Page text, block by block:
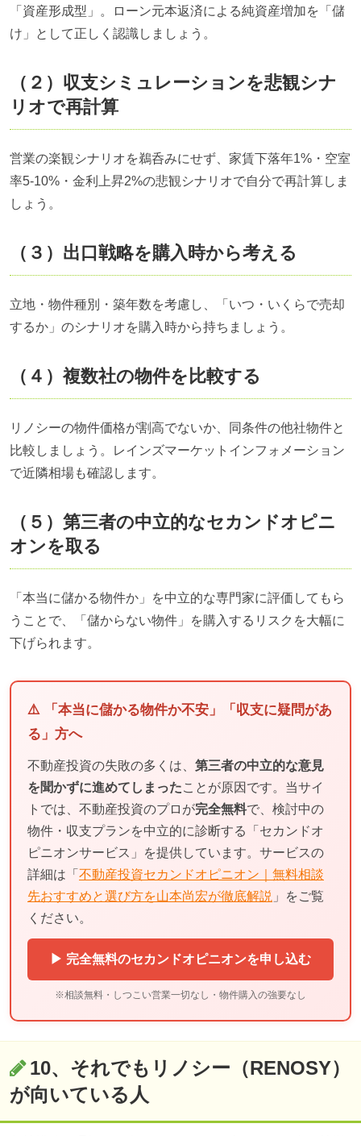
「資産形成型」。ローン元本返済による純資産増加を「儲
け」として正しく認識しましょう。
（２）収支シミュレーションを悲観シナ
リオで再計算
営業の楽観シナリオを鵜呑みにせず、家賃下落年1%・空室
率5-10%・金利上昇2%の悲観シナリオで自分で再計算しま
しょう。
（３）出口戦略を購入時から考える
立地・物件種別・築年数を考慮し、「いつ・いくらで売却
するか」のシナリオを購入時から持ちましょう。
（４）複数社の物件を比較する
リノシーの物件価格が割高でないか、同条件の他社物件と
比較しましょう。レインズマーケットインフォメーション
で近隣相場も確認します。
（５）第三者の中立的なセカンドオピニ
オンを取る
「本当に儲かる物件か」を中立的な専門家に評価してもら
うことで、「儲からない物件」を購入するリスクを大幅に
下げられます。
⚠️ 「本当に儲かる物件か不安」「収支に疑問があ
る」方へ
不動産投資の失敗の多くは、 第三者の中立的な意見
を聞かずに進めてしまったことが原因です。当サイ
トでは、不動産投資のプロが完全無料で、検討中の
物件・収支プランを中立的に診断する「セカンドオ
ピニオンサービス」を提供しています。サービスの
詳細は「 不動産投資セカンドオピニオン｜無料相談
先おすすめと選び方を山本尚宏が徹底解説 」をご覧
ください。
▶ 完全無料のセカンドオピニオンを申し込む
※相談無料・しつこい営業一切なし・物件購入の強要なし
10、それでもリノシー（RENOSY）
が向いている人